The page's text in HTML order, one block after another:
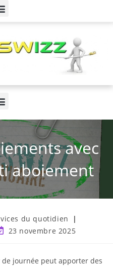
avec
aboiement
du quotidien
23 novembre 2025
journée peut apporter des